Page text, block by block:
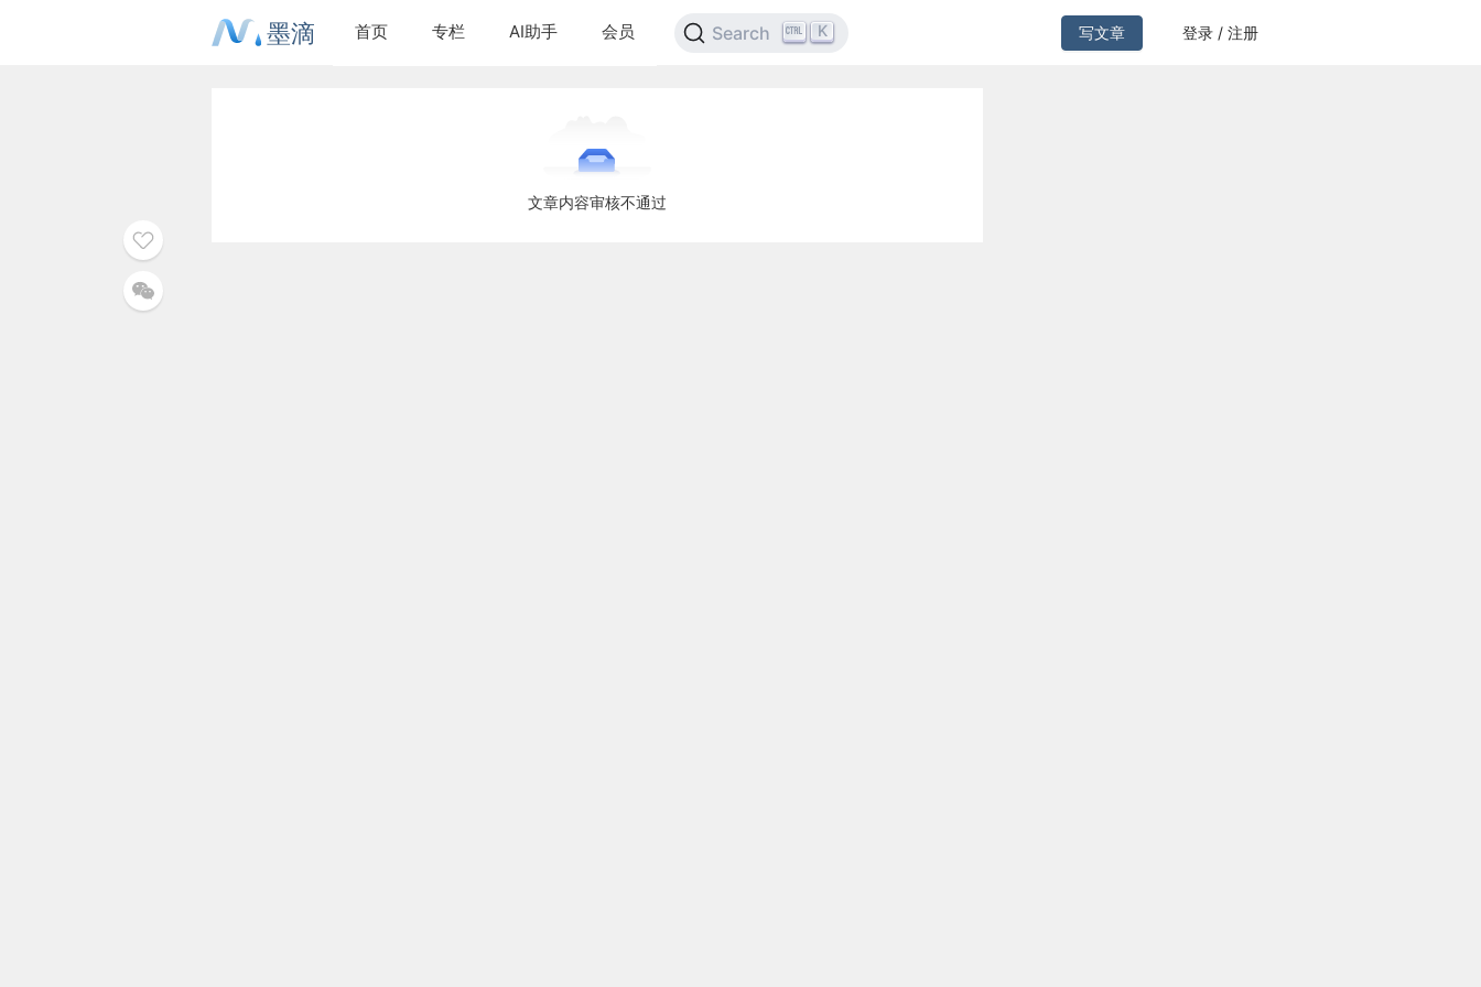
墨滴 首页 专栏 AI助手 会员 Search K 写文章 登录 / 注册
文章内容审核不通过